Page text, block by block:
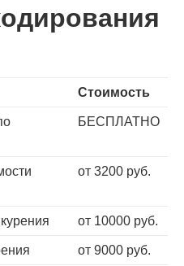
Стоимость
БЕСПЛАТНО
от 3200 руб.
от 10000 руб.
от 9000 руб.